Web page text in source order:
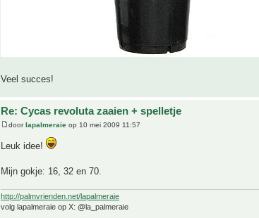
Veel succes!
Re: Cycas revoluta zaaien + spelletje
doorlapalmeraie op 10 mei 2009 11:57
Leuk idee!
Mijn gokje: 16, 32 en 70.
http://palmvrienden.net/lapalmeraie
volg lapalmeraie op X: @la_palmeraie